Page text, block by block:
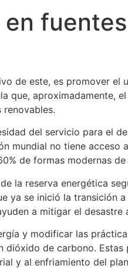
de este, es promover
que, aproximadamente,
del servicio para el
mundial no tiene
de formas modernas de
la reserva energética
ya se inició la transición
a mitigar el
y modificar las
de carbono.
y al enfriamiento del